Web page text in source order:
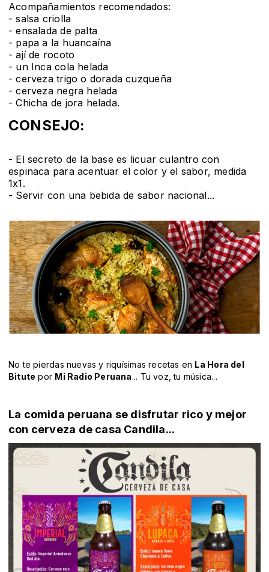
Acompañamientos recomendados:
- salsa criolla
- ensalada de palta
- papa a la huancaína
- ají de rocoto
- un Inca cola helada
- cerveza trigo o dorada cuzqueña
- cerveza negra helada
- Chicha de jora helada.
CONSEJO:
- El secreto de la base es licuar culantro con
espinaca para acentuar el color y el sabor, medida
1x1.
- Servir con una bebida de sabor nacional...
No te pierdas nuevas y riquísimas recetas en La Hora del
Bitute por Mi Radio Peruana... Tu voz, tu música...
La comida peruana se disfrutar rico y mejor
con cerveza de casa Candila...